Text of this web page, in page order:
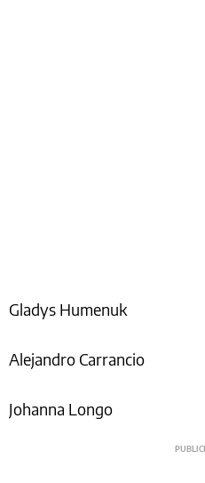
Gladys Humenuk
Alejandro Carrancio
Johanna Longo